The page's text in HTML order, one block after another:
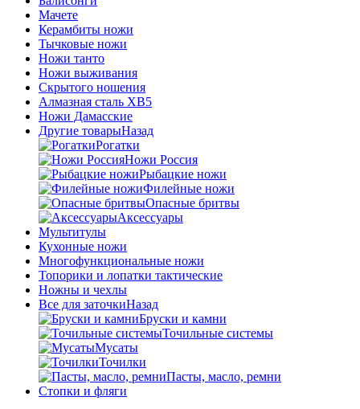
Мачете
Керамбиты ножи
Тычковые ножи
Ножи танто
Ножи выживания
Скрытого ношения
Алмазная сталь ХВ5
Ножи Дамасские
Другие товарыНазад
Рогатки
Ножи Россия
Рыбацкие ножи
Филейные ножи
Опасные бритвы
Аксессуары
Мультитулы
Кухонные ножи
Многофункциональные ножи
Топорики и лопатки тактические
Ножны и чехлы
Все для заточкиНазад
Бруски и камни
Точильные системы
Мусаты
Точилки
Пасты, масло, ремни
Стопки и фляги